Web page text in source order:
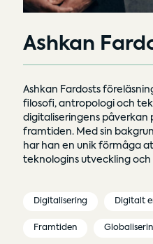
Ashkan
Ashkan Fardosts
filosofi, antropologi och
digitaliseringens påverkan
framtiden. Med sin
har han en unik förmåga
teknologins utveckling
Digitalisering Digitalt
Framtiden